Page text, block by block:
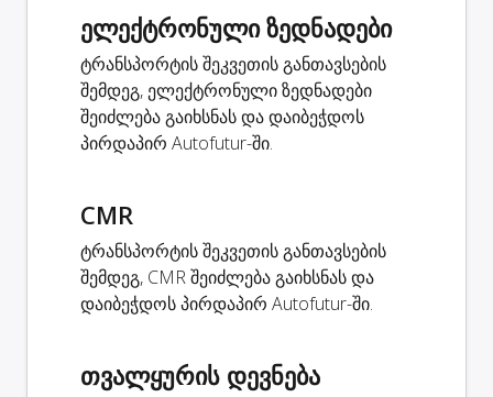
ელექტრონული ზედნადები
ტრანსპორტის შეკვეთის განთავსების
შემდეგ, ელექტრონული ზედნადები
შეიძლება გაიხსნას და დაიბეჭდოს
პირდაპირ Autofutur-ში.
CMR
ტრანსპორტის შეკვეთის განთავსების
შემდეგ, CMR შეიძლება გაიხსნას და
დაიბეჭდოს პირდაპირ Autofutur-ში.
თვალყურის დევნება